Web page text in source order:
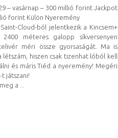
– vasárnap – 300 millió forint Jackpot
forint Külön Nyeremény
Cloud-ból jelentkezik a Kincsem+
méteres galopp síkversenyen
méri össze gyorsaságát. Ma is
létszám, hiszen csak tizenhat lóból kell
és máris Tiéd a nyeremény! Megéri
t játszani!
a ...